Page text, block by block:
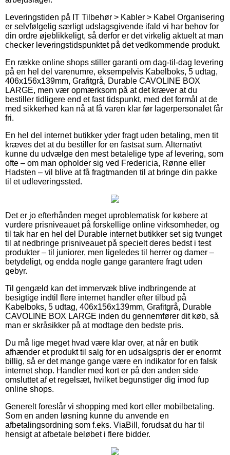
Leveringstiden på IT Tilbehør > Kabler > Kabel Organisering
er selvfølgelig særligt udslagsgivende ifald vi har behov for
din ordre øjeblikkeligt, så derfor er det virkelig aktuelt at man
checker leveringstidspunktet på det vedkommende produkt.
En række online shops stiller garanti om dag-til-dag levering
på en hel del varenumre, eksempelvis Kabelboks, 5 udtag,
406x156x139mm, Grafitgrå, Durable CAVOLINE BOX
LARGE, men vær opmærksom på at det kræver at du
bestiller tidligere end et fast tidspunkt, med det formål at de
med sikkerhed kan nå at få varen klar før lagerpersonalet får
fri.
En hel del internet butikker yder fragt uden betaling, men tit
kræves det at du bestiller for en fastsat sum. Alternativt
kunne du udvælge den mest betalelige type af levering, som
ofte – om man opholder sig ved Fredericia, Rønne eller
Hadsten – vil blive at få fragtmanden til at bringe din pakke
til et udleveringssted.
Det er jo efterhånden meget uproblematisk for købere at
vurdere prisniveauet på forskellige online virksomheder, og
til tak har en hel del Durable internet butikker set sig tvunget
til at nedbringe prisniveauet på specielt deres bedst i test
produkter – til juniorer, men ligeledes til herrer og damer –
betydeligt, og endda nogle gange garantere fragt uden
gebyr.
Til gengæld kan det immervæk blive indbringende at
besigtige indtil flere internet handler efter tilbud på
Kabelboks, 5 udtag, 406x156x139mm, Grafitgrå, Durable
CAVOLINE BOX LARGE inden du gennemfører dit køb, så
man er skråsikker på at modtage den bedste pris.
Du må lige meget hvad være klar over, at når en butik
afhænder et produkt til salg for en udsalgspris der er enormt
billig, så er det mange gange være en indikator for en falsk
internet shop. Handler med kort er på den anden side
omsluttet af et regelsæt, hvilket begunstiger dig imod fup
online shops.
Generelt foreslår vi shopping med kort eller mobilbetaling.
Som en anden løsning kunne du anvende en
afbetalingsordning som f.eks. ViaBill, forudsat du har til
hensigt at afbetale beløbet i flere bidder.